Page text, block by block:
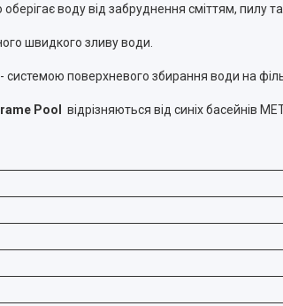
воду від забруднення сміттям, пилу та
швидкого зливу води.
поверхневого збирання води на
Pool відрізняються від синіх басейнів